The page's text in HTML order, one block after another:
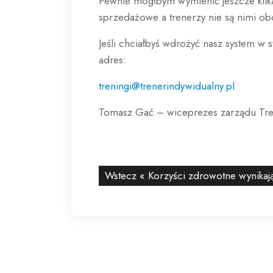
sprzedażowe a trenerzy nie są nimi
Jeśli chciałbyś wdrożyć nasz system
adres:
treningi@trenerindywidualny.pl
Tomasz Gać – wiceprezes zarządu
Wstecz « Korzyści zdrowotne